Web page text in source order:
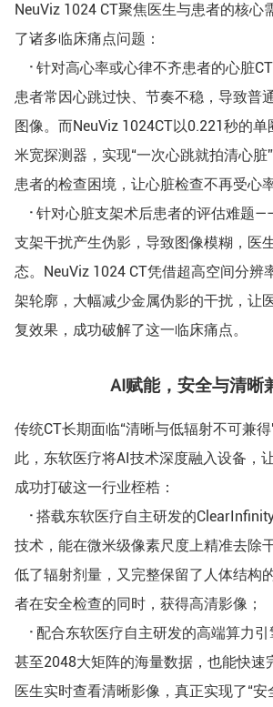
NeuViz 1024 CT聚焦医生与患者的核心
了诸多临床痛点问题：
· 针对高心率或心律不齐患者的心脏
患者常因心跳过快、节奏不稳，导致普
图像。而NeuViz 1024CT以0.221秒的
米宽探测器，实现“一次心跳就拍清心脏
患者的检查困境，让心脏检查不再受心
· 针对心脏支架术后患者的评估难题
支架干扰产生伪影，导致图像模糊，医
态。NeuViz 1024 CT凭借超高空间分辨
架轮廓，大幅减少金属伪影的干扰，让
复效果，成功破解了这一临床痛点。
AI赋能，安全与清晰
传统CT长期面临“清晰与低辐射不可兼
此，东软医疗将AI技术深度融入设备，
成功打破这一行业桎梏：
· 搭载东软医疗自主研发的
技术，能在微米级像素尺度上精准去除
低了辐射剂量，又完整保留了人体结构
者在安全检查的同时，获得高清影像；
· 配合东软医疗自主研发的高端算力
甚至2048大矩阵的海量数据，也能快速
医生实时查看清晰影像，真正实现了“安